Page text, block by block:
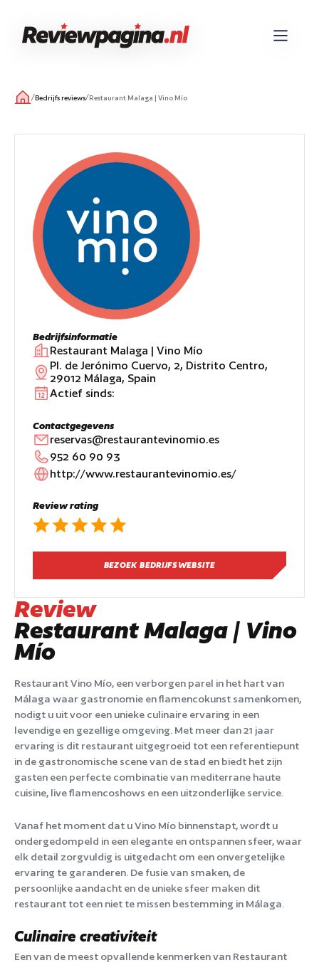
/Bedrijfs reviews/Restaurant Malaga | Vino Mío
Bedrijfsinformatie
Restaurant Malaga | Vino Mío
Pl. de Jerónimo Cuervo, 2, Distrito Centro,
29012 Málaga, Spain
Actief sinds:
Contactgegevens
reservas@restaurantevinomio.es
952 60 90 93
http://www.restaurantevinomio.es/
Review rating
BEZOEK BEDRIJFSWEBSITE
Review
Restaurant Malaga | Vino
Mío
Restaurant Vino Mío, een verborgen parel in het hart van
Málaga waar gastronomie en flamencokunst samenkomen,
nodigt u uit voor een unieke culinaire ervaring in een
levendige en gezellige omgeving. Met meer dan 21 jaar
ervaring is dit restaurant uitgegroeid tot een referentiepunt
in de gastronomische scene van de stad en biedt het zijn
gasten een perfecte combinatie van mediterrane haute
cuisine, live flamencoshows en een uitzonderlijke service.
Vanaf het moment dat u Vino Mío binnenstapt, wordt u
ondergedompeld in een elegante en ontspannen sfeer, waar
elk detail zorgvuldig is uitgedacht om een onvergetelijke
ervaring te garanderen. De fusie van smaken, de
persoonlijke aandacht en de unieke sfeer maken dit
restaurant tot een niet te missen bestemming in Málaga.
Culinaire creativiteit
Een van de meest opvallende kenmerken van Restaurant